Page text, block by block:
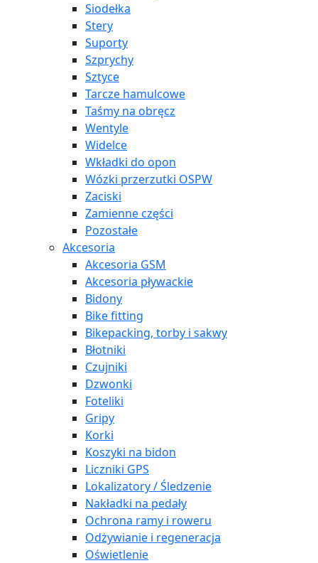
Siodełka
Stery
Suporty
Szprychy
Sztyce
Tarcze hamulcowe
Taśmy na obręcz
Wentyle
Widelce
Wkładki do opon
Wózki przerzutki OSPW
Zaciski
Zamienne części
Pozostałe
Akcesoria
Akcesoria GSM
Akcesoria pływackie
Bidony
Bike fitting
Bikepacking, torby i sakwy
Błotniki
Czujniki
Dzwonki
Foteliki
Gripy
Korki
Koszyki na bidon
Liczniki GPS
Lokalizatory / Śledzenie
Nakładki na pedały
Ochrona ramy i roweru
Odżywianie i regeneracja
Oświetlenie